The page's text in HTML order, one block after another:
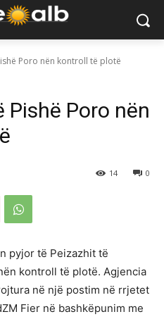
Poro nën kontroll të plotë
Pishë Poro nën
0
14
pyjor të Peizazhit të
kontroll të plotë. Agjencia
në një postim në rrjetet
Fier në bashkëpunim me